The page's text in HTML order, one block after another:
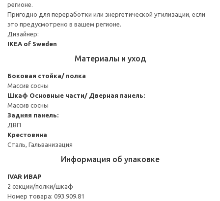
регионе.
Пригодно для переработки или энергетической утилизации, если
это предусмотрено в вашем регионе.
Дизайнер:
IKEA of Sweden
Материалы и уход
Боковая стойка/ полка
Массив сосны
Шкаф Основные части/ Дверная панель:
Массив сосны
Задняя панель:
ДВП
Крестовина
Сталь, Гальванизация
Информация об упаковке
IVAR ИВАР
2 секции/полки/шкаф
Номер товара: 093.909.81